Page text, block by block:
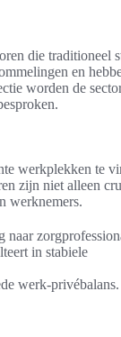
die traditioneel
en
worden de
werkplekken te
zijn niet alleen
werknemers.
in stabiele
werk-privébalans.